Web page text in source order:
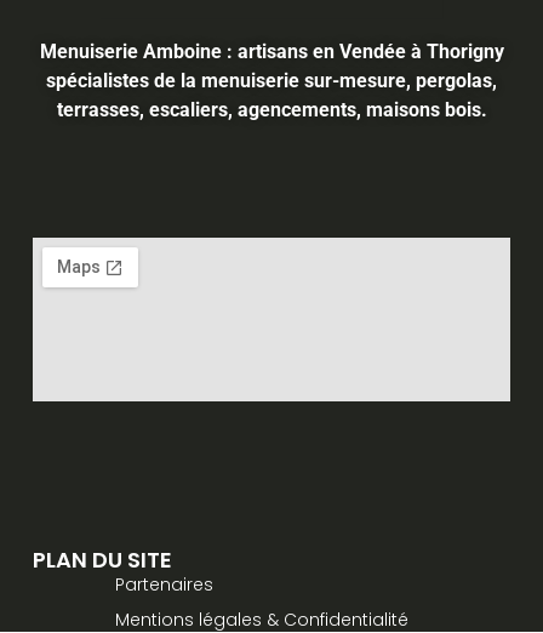
Menuiserie Amboine : artisans en Vendée à Thorigny
spécialistes de la menuiserie sur-mesure, pergolas,
terrasses, escaliers, agencements, maisons bois.
PLAN DU SITE
Partenaires
Mentions légales & Confidentialité